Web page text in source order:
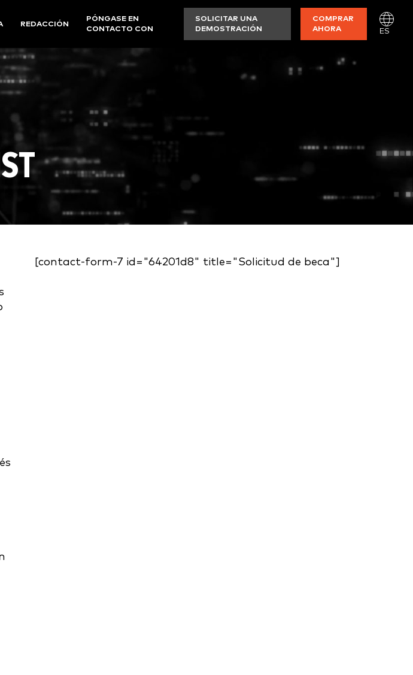
REDACCIÓN
PÓNGASE EN
CONTACTO CON
SOLICITAR UNA
DEMOSTRACIÓN
COMPRAR
AHORA
ES
[contact-form-7 id="64201d8" title="Solicitud de beca"]